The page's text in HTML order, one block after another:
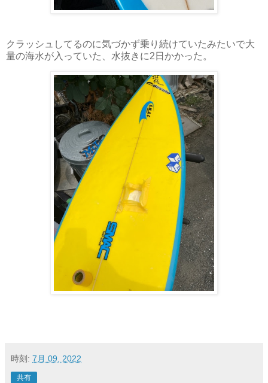
クラッシュしてるのに気づかず乗り続けていたみたいで大
量の海水が入っていた、水抜きに2日かかった。
時刻: 7月 09, 2022
共有